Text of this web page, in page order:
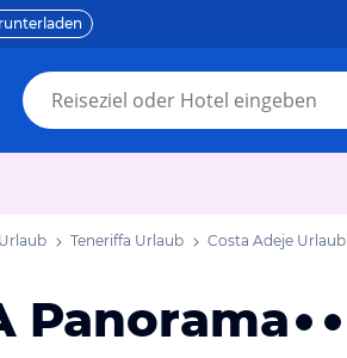
Teneriffa Urlaub Costa Adeje Urlaub
Panorama